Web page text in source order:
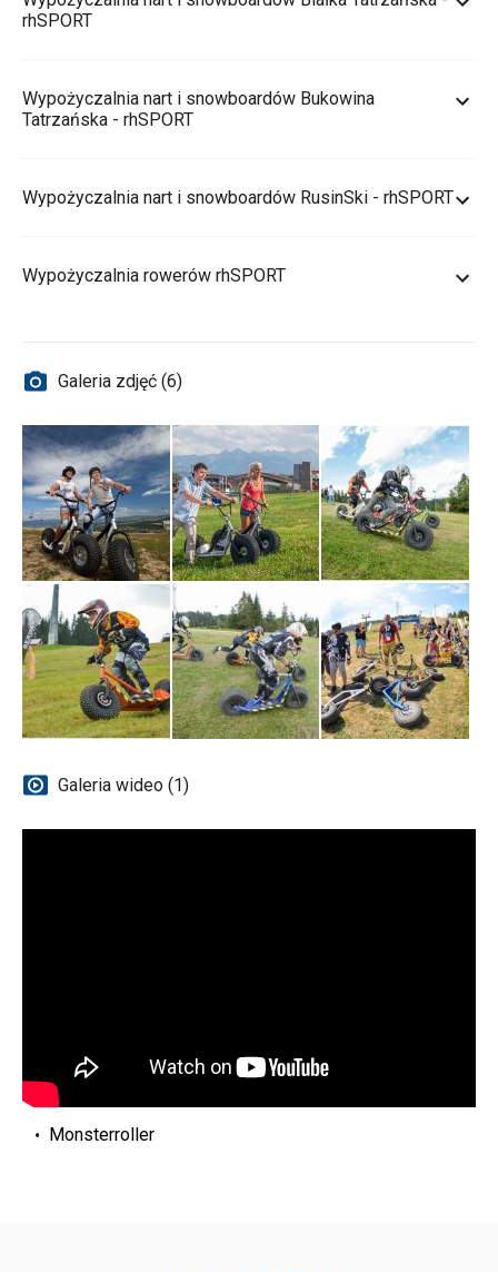
rhSPORT
Wypożyczalnia nart i snowboardów Bukowina
Tatrzańska - rhSPORT
Wypożyczalnia nart i snowboardów RusinSki - rhSPORT
Wypożyczalnia rowerów rhSPORT
Galeria zdjęć (6)
Galeria wideo (1)
Monsterroller